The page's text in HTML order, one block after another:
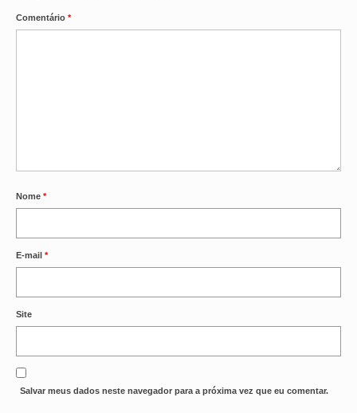
SÃO JOSÉ DOS CAMPOS
CONVÊNIOS
Comentário *
Nome *
E-mail *
Site
Salvar meus dados neste navegador para a próxima vez que eu comentar.